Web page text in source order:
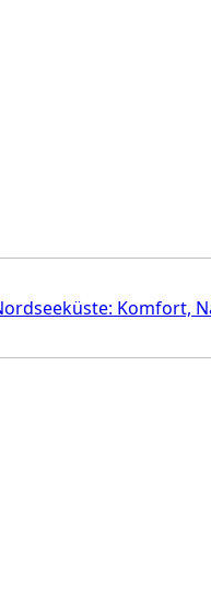
Komfort,